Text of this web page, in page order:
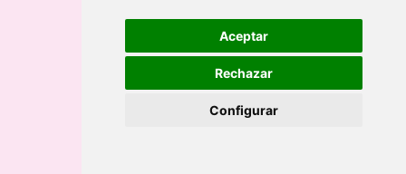
Aceptar
Rechazar
Configurar
Bolsas de papel
Bolsas de Lujo Esencial
NUEVO
Bolsas de papel personalizadas
Bolsas de papel personalizadas 100%
Bolsas de tela personalizadas